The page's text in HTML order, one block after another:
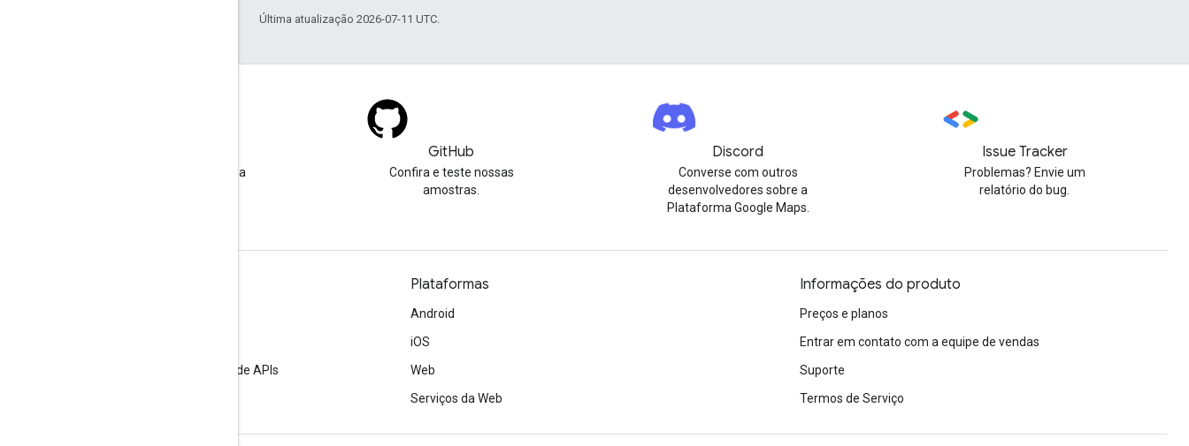
Última atualização 2026-07-11 UTC.
Faça uma pergunta usando a
GitHub
Confira e teste nossas
amostras.
Discord
Converse com outros
desenvolvedores sobre a
Plataforma Google Maps.
Issue Tracker
Problemas? Envie um
relatório do bug.
Práticas recomendadas de segurança de APIs
Plataformas
Android
iOS
Web
Serviços da Web
Informações do produto
Preços e planos
Entrar em contato com a equipe de vendas
Suporte
Termos de Serviço